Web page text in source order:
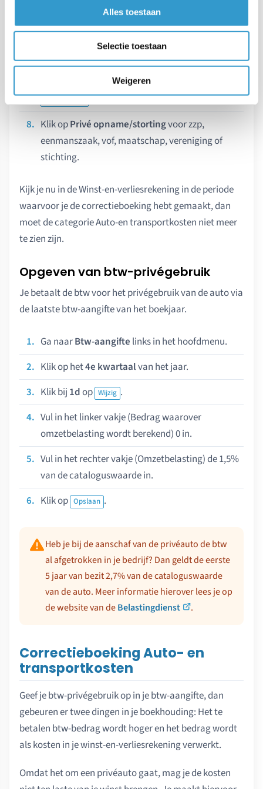
Alles toestaan
Selectie toestaan
Weigeren
met een - ervoor. LaatTotaal aan btw
Vul deDatumin.
Klik op Opslaan .
Klik in de boeking bijMogelijke koppelingen
.
Klik opPrivé opname/stortingvoor zzp,
eenmanszaak, vof, maatschap, vereniging of
stichting.
Kijk je nu in de Winst-en-verliesrekening in de periode
waarvoor je de correctieboeking hebt gemaakt, dan
moet de categorie Auto-en transportkosten niet meer
te zien zijn.
Opgeven van btw-privégebruik
Je betaalt de btw voor het privégebruik van de auto via
de laatste btw-aangifte van het boekjaar.
Ga naarBtw-aangifte links in het hoofdmenu.
Klik op het4e kwartaalvan het jaar.
Klik bij 1dop Wijzig .
Vul in het linker vakje (Bedrag waarover
omzetbelasting wordt berekend) 0 in.
Vul in het rechter vakje (Omzetbelasting) de 1,5%
van de cataloguswaarde in.
Klik op Opslaan .
Heb je bij de aanschaf van de privéauto de btw
al afgetrokken in je bedrijf? Dan geldt de eerste
5 jaar van bezit 2,7% van de cataloguswaarde
van de auto. Meer informatie hierover lees je op
de website van deBelastingdienst .
Correctieboeking Auto- en
transportkosten
Geef je btw-privégebruik op in je btw-aangifte, dan
gebeuren er twee dingen in je boekhouding: Het te
betalen btw-bedrag wordt hoger en het bedrag wordt
als kosten in je winst-en-verliesrekening verwerkt.
Omdat het om een privéauto gaat, mag je de kosten